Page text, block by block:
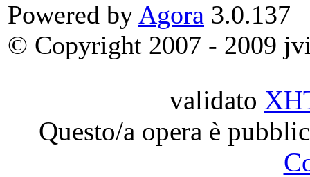
Powered by Agora 3.0.137
© Copyright 2007 - 2009
validato
Questo/a opera è